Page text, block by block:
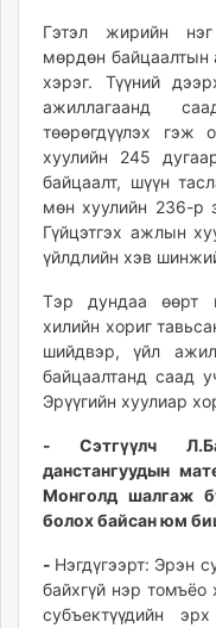
Гэтэл жирийн нэг
мөрдөн байцаалтын
хэрэг. Түүний
ажиллагаанд
төөрөгдүүлэх гэж
хуулийн 245
байцаалт, шүүн
мөн хуулийн 236-р
Гүйцэтгэх ажлын
үйлдлийн хэв
Тэр дундаа өөрт
хилийн хориг
шийдвэр, үйл
байцаалтанд саад
Эрүүгийн хуулиар
- Сэтгүүлч
данстангуудын
Монголд шалгаж
болох байсан юм
- Нэгдүгээрт: Эрэн
байхгүй нэр томъёо
субъектүүдийн